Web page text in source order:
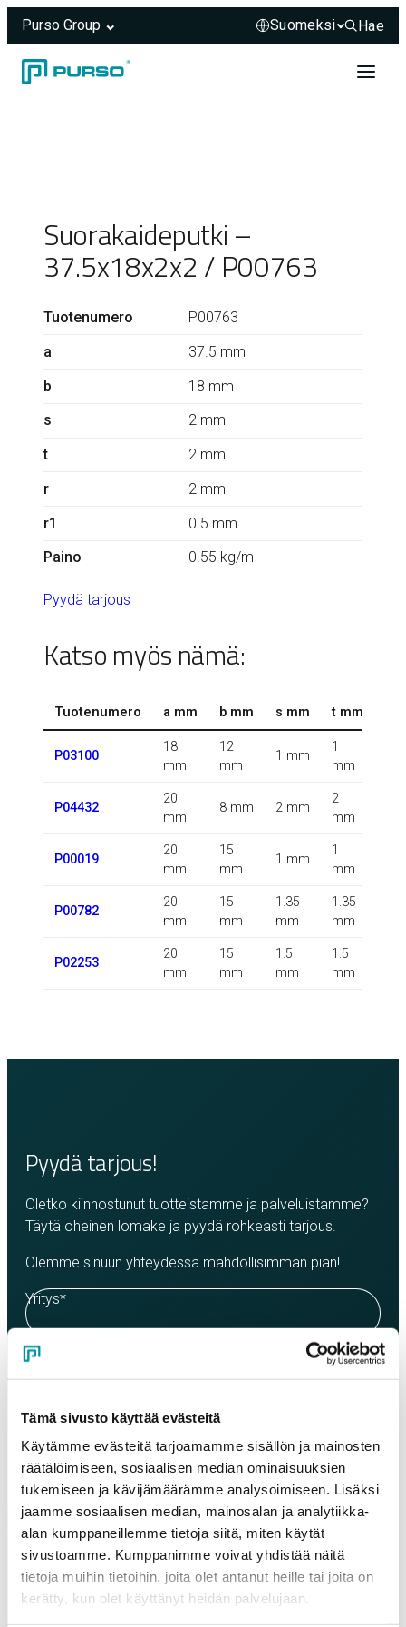
Tämä sivusto käyttää evästeitä
Käytämme evästeitä tarjoamamme sisällön ja mainosten
räätälöimiseen, sosiaalisen median ominaisuuksien
tukemiseen ja kävijämäärämme analysoimiseen. Lisäksi
jaamme sosiaalisen median, mainosalan ja analytiikka-
alan kumppaneillemme tietoja siitä, miten käytät
sivustoamme. Kumppanimme voivat yhdistää näitä
tietoja muihin tietoihin, joita olet antanut heille tai joita on
kerätty, kun olet käyttänyt heidän palvelujaan.
Purso Group
Hae
Hae
Suorakaideputki –
37.5x18x2x2 / P00763
Tuotenumero
P00763
a
37.5 mm
b
18 mm
s
2 mm
t
2 mm
r
2 mm
r1
0.5 mm
Paino
0.55 kg/m
Pyydä tarjous
Katso myös nämä:
Tuotenumero a mm b mm s mm t mm
P03100
18
mm
12
mm
1 mm
1
mm
P04432
20
mm
8 mm 2 mm
2
mm
P00019
20
mm
15
mm
1 mm
1
mm
P00782
20
mm
15
mm
1.35
mm
1.35
mm
P02253
20
mm
15
mm
1.5
mm
1.5
mm
Pyydä tarjous!
Oletko kiinnostunut tuotteistamme ja palveluistamme?
Täytä oheinen lomake ja pyydä rohkeasti tarjous.
Olemme sinuun yhteydessä mahdollisimman pian!
Yritys*
Sähköposti*
Puhelinnumero
Tuotteet
Valitse tuote ja syötä tilauksen määrä metreinä. Huomioithan, että